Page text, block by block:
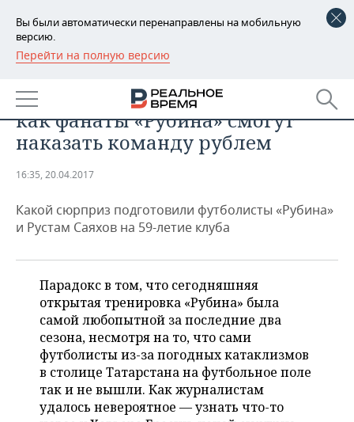
Вы были автоматически перенаправлены на мобильную
версию.
Перейти на полную версию
РЕГИОНЫ
БАШКОРТОСТАН
ТАТАРСТАН
НОВОСТИ
АНАЛИТИКА
ДЕКЛАРАЦИИ О ДОХОДАХ
КОРОЛИ ГОСЗАКАЗА ПФО
КОМУ ПРИНАДЛЕЖАТ
ТОРГОВЫЕ ЦЕНТРЫ
ТАТАРСТАНА
НОВОСТИ ЭКОНОМИКИ
ФИНАНСЫ
БЮДЖЕТ
ИНВЕСТИЦИИ
ПРОМЫШЛЕННОСТЬ
НОВОСТИ
АГРОПРОМ
МАШИНОСТРОЕНИЕ
НЕФТЕХИМИЯ
НЕФТЬ
НЕДВИЖИМОСТЬ
НОВОСТИ АВТО
БИЗНЕС
НОВОСТИ БИЗНЕСА
РОЗНИЧНАЯ ТОРГОВЛЯ
ТЕХНОЛОГИИ
НОВОСТИ ТЕХНОЛОГИЙ
МЕРОПРИЯТИЯ
«Не поверите, мы сами в шоке»:
как фанаты «Рубина» смогут
наказать команду рублем
16:35, 20.04.2017
Какой сюрприз подготовили футболисты «Рубина»
и Рустам Саяхов на 59-летие клуба
Парадокс в том, что сегодняшняя
открытая тренировка «Рубина» была
самой любопытной за последние два
сезона, несмотря на то, что сами
футболисты из-за погодных катаклизмов
в столице Татарстана на футбольное поле
так и не вышли. Как журналистам
удалось невероятное — узнать что-то